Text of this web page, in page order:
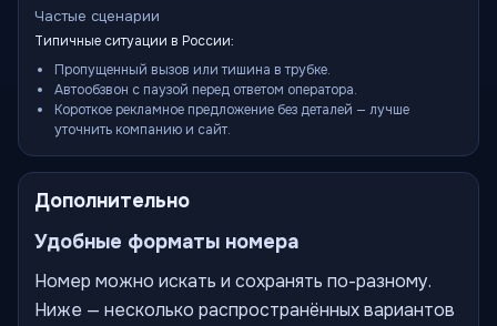
Частые сценарии
Типичные ситуации в России:
Пропущенный вызов или тишина в трубке.
Автообзвон с паузой перед ответом оператора.
Короткое рекламное предложение без деталей — лучше
уточнить компанию и сайт.
Дополнительно
Удобные форматы номера
Номер можно искать и сохранять по-разному.
Ниже — несколько распространённых вариантов